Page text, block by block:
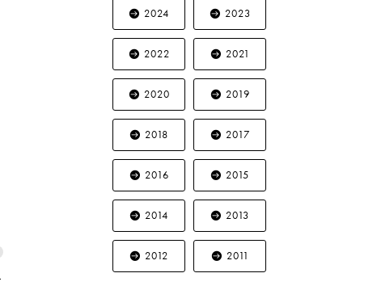
2024 2023
2022 2021
2020 2019
2018 2017
2016 2015
2014 2013
2012 2011